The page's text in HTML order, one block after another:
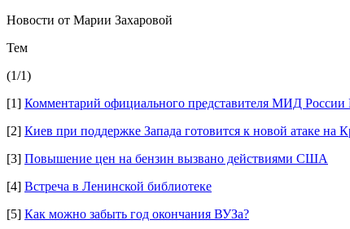
Новости от Марии Захаровой
Тем
(1/1)
[1] Комментарий официального представителя МИД России
[2] Киев при поддержке Запада готовится к новой атаке на
[3] Повышение цен на бензин вызвано действиями США
[4] Встреча в Ленинской библиотеке
[5] Как можно забыть год окончания ВУЗа?